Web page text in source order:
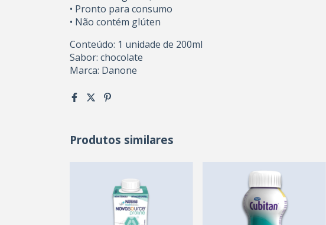
• Pronto para consumo
• Não contém glúten
Conteúdo: 1 unidade de 200ml
Sabor: chocolate
Marca: Danone
Produtos similares